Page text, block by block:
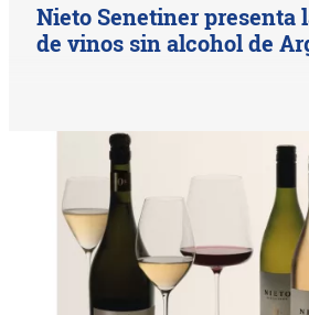
Nieto Senetiner presenta
de vinos sin alcohol de